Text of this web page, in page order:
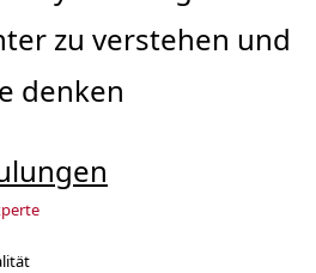
zu verstehen und
denken